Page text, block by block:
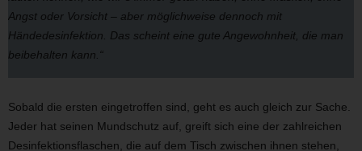
Angst oder Vorsicht – aber möglichweise dennoch mit
Händedesinfektion. Das scheint eine gute Angewohnheit, die man
beibehalten kann.“
Sobald die ersten eingetroffen sind, geht es auch gleich zur Sache.
Jeder hat seinen Mundschutz auf, greift sich eine der zahlreichen
Desinfektionsflaschen, die auf dem Tisch zwischen ihnen stehen,